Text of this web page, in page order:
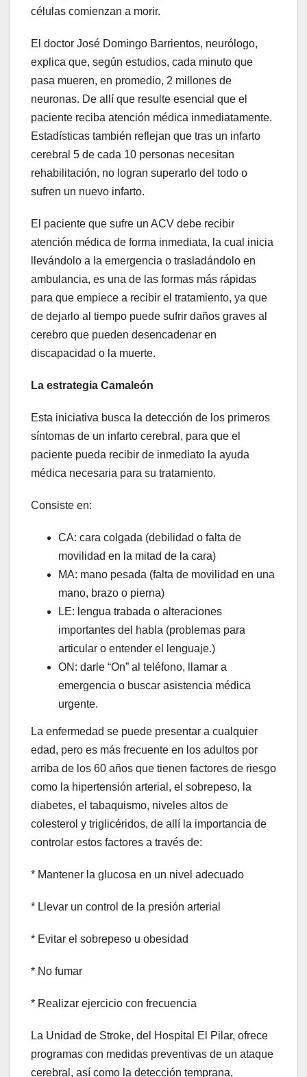
células comienzan a morir.
El doctor José Domingo Barrientos, neurólogo,
explica que, según estudios, cada minuto que
pasa mueren, en promedio, 2 millones de
neuronas. De allí que resulte esencial que el
paciente reciba atención médica inmediatamente.
Estadísticas también reflejan que tras un infarto
cerebral 5 de cada 10 personas necesitan
rehabilitación, no logran superarlo del todo o
sufren un nuevo infarto.
El paciente que sufre un ACV debe recibir
atención médica de forma inmediata, la cual inicia
llevándolo a la emergencia o trasladándolo en
ambulancia, es una de las formas más rápidas
para que empiece a recibir el tratamiento, ya que
de dejarlo al tiempo puede sufrir daños graves al
cerebro que pueden desencadenar en
discapacidad o la muerte.
La estrategia Camaleón
Esta iniciativa busca la detección de los primeros
síntomas de un infarto cerebral, para que el
paciente pueda recibir de inmediato la ayuda
médica necesaria para su tratamiento.
Consiste en:
CA: cara colgada (debilidad o falta de
movilidad en la mitad de la cara)
MA: mano pesada (falta de movilidad en una
mano, brazo o pierna)
LE: lengua trabada o alteraciones
importantes del habla (problemas para
articular o entender el lenguaje.)
ON: darle “On” al teléfono, llamar a
emergencia o buscar asistencia médica
urgente.
La enfermedad se puede presentar a cualquier
edad, pero es más frecuente en los adultos por
arriba de los 60 años que tienen factores de riesgo
como la hipertensión arterial, el sobrepeso, la
diabetes, el tabaquismo, niveles altos de
colesterol y triglicéridos, de allí la importancia de
controlar estos factores a través de:
* Mantener la glucosa en un nivel adecuado
* Llevar un control de la presión arterial
* Evitar el sobrepeso u obesidad
* No fumar
* Realizar ejercicio con frecuencia
La Unidad de Stroke, del Hospital El Pilar, ofrece
programas con medidas preventivas de un ataque
cerebral, así como la detección temprana,